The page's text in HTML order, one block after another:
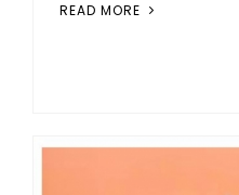
READ MORE